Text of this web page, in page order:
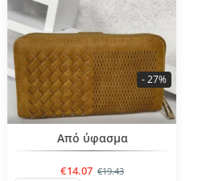
BESTSELLER
Από ύφασμα
€14.07 €19.43
- 27%